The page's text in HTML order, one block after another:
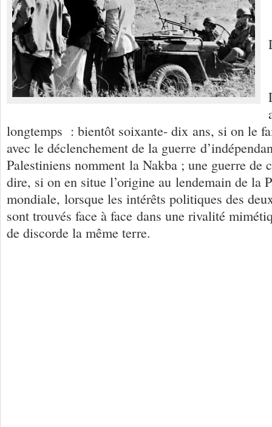
longtemps : bientôt soixante- dix ans, si on le
avec le déclenchement de la guerre
Palestiniens nomment la Nakba ; une guerre de
dire, si on en situe l’origine au lendemain de la
mondiale, lorsque les intérêts politiques des
sont trouvés face à face dans une rivalité
de discorde la même terre.